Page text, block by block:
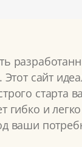
Этот сайт
старта
гибко и легко
ваши